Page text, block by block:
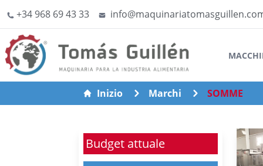
+34 968 69 43 33
Inizio Marchi SOMME
Budget attuale